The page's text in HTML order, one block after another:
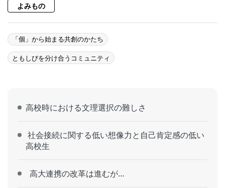
よみもの
「個」から始まる共創のかたち
ともしびを分け合うコミュニティ
高校時における文理選択の難しさ
社会接続に関する低い想像力と自己肯定感の低い
高校生
高大連携の改革は進むが…